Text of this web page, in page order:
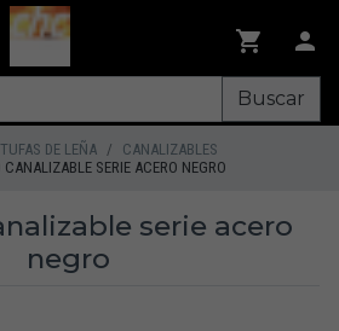
Buscar
DE LEÑA
CANALIZABLES
CANALIZABLE SERIE ACERO NEGRO
serie acero
negro